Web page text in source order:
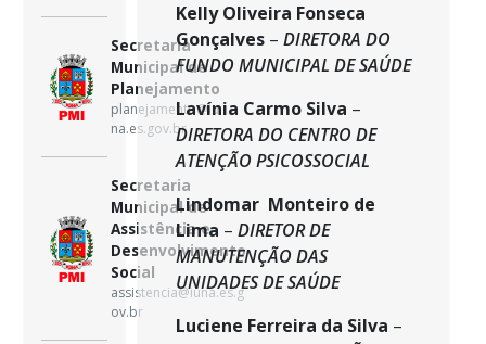
Secretaria
Municipal de
Planejamento
planejamento@iu
na.es.gov.br
Secretaria
Municipal de
Assistência e
Desenvolvimento
Social
assistencia@iuna.es.g
ov.br
Kelly Oliveira Fonseca
Gonçalves– DIRETORA DO
FUNDO MUNICIPAL DE SAÚDE
Lavínia Carmo Silva –
DIRETORA DO CENTRO DE
ATENÇÃO PSICOSSOCIAL
Lindomar Monteiro de
Lima – DIRETOR DE
MANUTENÇÃO DAS
UNIDADES DE SAÚDE
Luciene Ferreira da Silva –